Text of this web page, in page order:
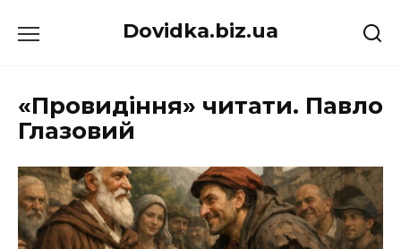
до
Dovidka.biz.ua
«Провидіння» читати. Павло
Глазовий